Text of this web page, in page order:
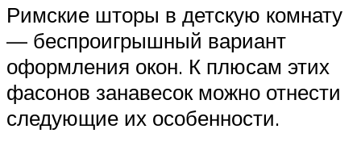
Римские шторы в детскую комнату
— беспроигрышный вариант
оформления окон. К плюсам этих
фасонов занавесок можно отнести
следующие их особенности.